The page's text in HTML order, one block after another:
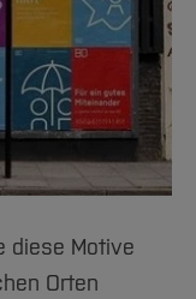
diese Motive
Orten